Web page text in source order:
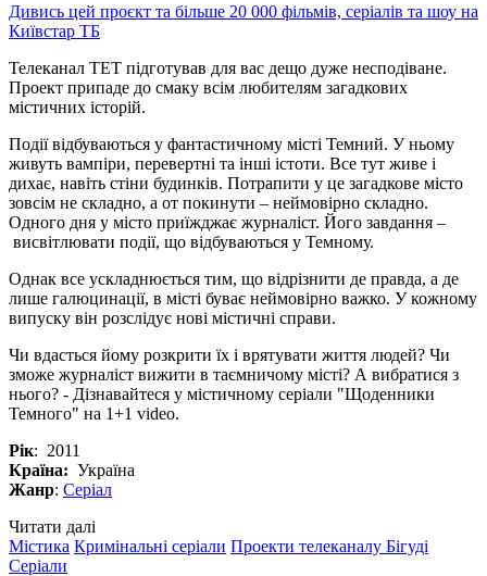
Дивись цей проєкт та більше 20 000 фільмів, серіалів та шоу на
Київстар ТБ
Телеканал ТЕТ підготував для вас дещо дуже несподіване.
Проект припаде до смаку всім любителям загадкових
містичних історій.
Події відбуваються у фантастичному місті Темний. У ньому
живуть вампіри, перевертні та інші істоти. Все тут живе і
дихає, навіть стіни будинків. Потрапити у це загадкове місто
зовсім не складно, а от покинути – неймовірно складно.
Одного дня у місто приїжджає журналіст. Його завдання –
висвітлювати події, що відбуваються у Темному.
Однак все ускладнюється тим, що відрізнити де правда, а де
лише галюцинації, в місті буває неймовірно важко. У кожному
випуску він розслідує нові містичні справи.
Чи вдасться йому розкрити їх і врятувати життя людей? Чи
зможе журналіст вижити в таємничому місті? А вибратися з
нього? - Дізнавайтеся у містичному серіали "Щоденники
Темного" на 1+1 video.
Рік: 2011
Країна: Україна
Жанр: Серіал
Читати далі
Містика Кримінальні серіали Проекти телеканалу Бігуді
Серіали